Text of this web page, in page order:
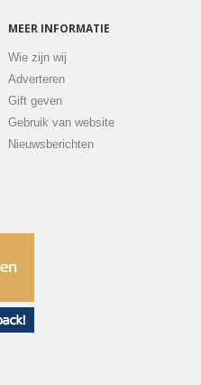
MEER INFORMATIE
Wie zijn wij
Adverteren
Gift geven
Gebruik van website
Nieuwsberichten